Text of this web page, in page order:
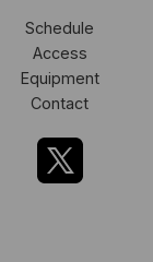
Schedule
Access
Equipment
Contact